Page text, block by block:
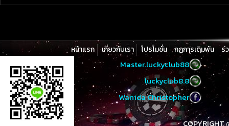
หน้าแรก เกี่ยวกับเรา โปรโมชั่น กฏการเดิมพัน ร่
Master.luckyclub88
luckyclub8.8
Wanida Christopher
COPYRIGHT